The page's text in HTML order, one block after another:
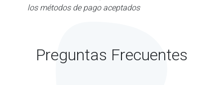
los métodos de pago aceptados
Preguntas Frecuentes